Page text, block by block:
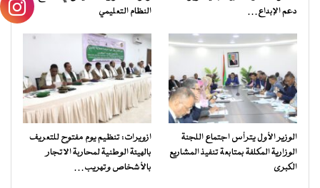
دعم الإبداع…
النظام التعليمي
الوزير الأول يترأس اجتماع اللجنة
الوزارية المكلفة بمتابعة تنفيذ المشاريع
الكبرى
ازويرات: تنظيم يوم مفتوح للتعريف
بالهيئة الوطنية لمحاربة الاتجار
بالأشخاص وتهريب…